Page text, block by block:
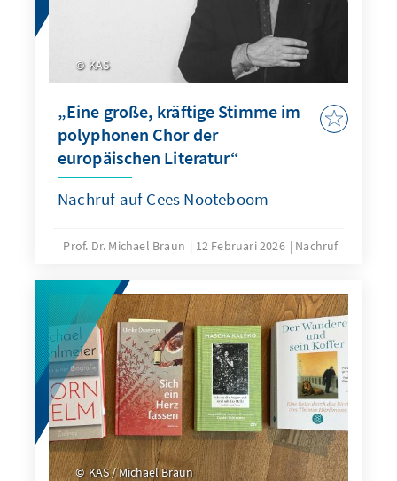
KAS
„Eine große, kräftige Stimme im
polyphonen Chor der
europäischen Literatur“
Nachruf auf Cees Nooteboom
Prof. Dr. Michael Braun 12 Februari 2026 Nachruf
KAS / Michael Braun